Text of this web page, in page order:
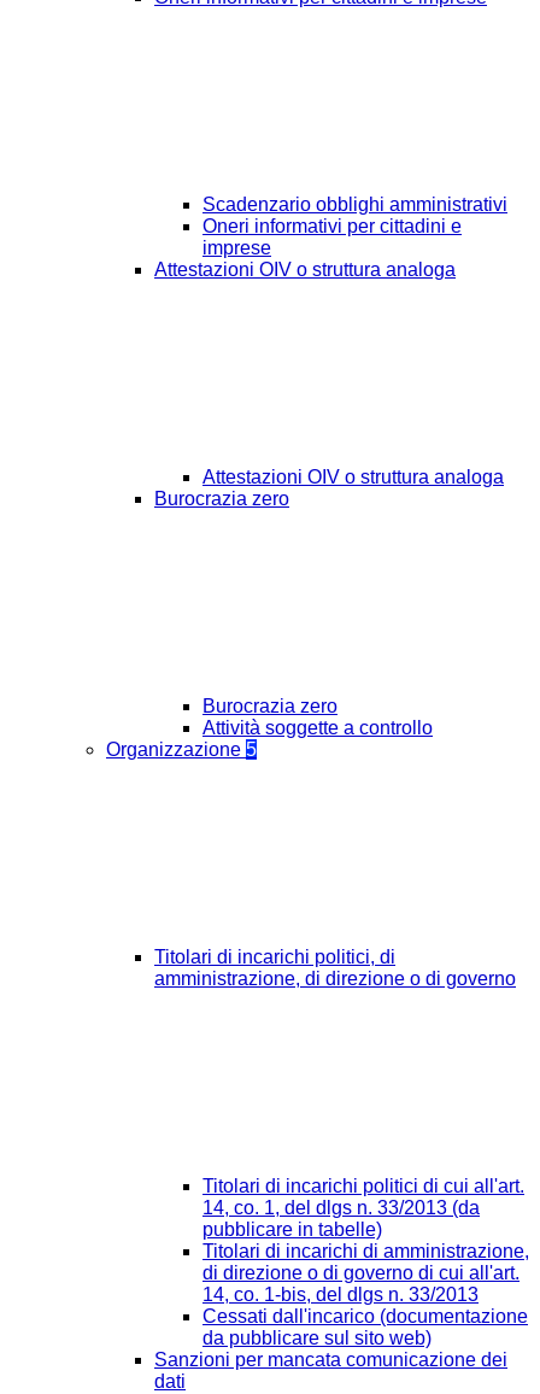
Scadenzario obblighi amministrativi
Oneri informativi per cittadini e
imprese
Attestazioni OIV o struttura analoga
Attestazioni OIV o struttura analoga
Burocrazia zero
Burocrazia zero
Attività soggette a controllo
Organizzazione 5
Titolari di incarichi politici, di
amministrazione, di direzione o di governo
Titolari di incarichi politici di cui all'art.
14, co. 1, del dlgs n. 33/2013 (da
pubblicare in tabelle)
Titolari di incarichi di amministrazione,
di direzione o di governo di cui all'art.
14, co. 1-bis, del dlgs n. 33/2013
Cessati dall'incarico (documentazione
da pubblicare sul sito web)
Sanzioni per mancata comunicazione dei
dati